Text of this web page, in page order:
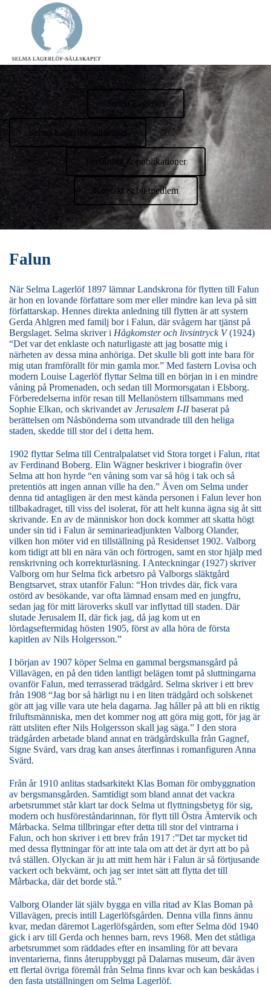
Selma Lagerlöf
Selma Lagerlöf-sällskapet
Forskning & publikationer
Kontakt & bli medlem
Falun
När Selma Lagerlöf 1897 lämnar Landskrona för flytten till Falun
är hon en lovande författare som mer eller mindre kan leva på sitt
författarskap. Hennes direkta anledning till flytten är att systern
Gerda Ahlgren med familj bor i Falun, där svågern har tjänst på
Bergslaget. Selma skriver i Hågkomster och livsintryck V(1924)
“Det var det enklaste och naturligaste att jag bosatte mig i
närheten av dessa mina anhöriga. Det skulle bli gott inte bara för
mig utan framförallt för min gamla mor.” Med fastern Lovisa och
modern Louise Lagerlöf flyttar Selma till en början in i en mindre
våning på Promenaden, och sedan till Mormorsgatan i Elsborg.
Förberedelserna inför resan till Mellanöstern tillsammans med
Sophie Elkan, och skrivandet av Jerusalem I-IIbaserat på
berättelsen om Nåsbönderna som utvandrade till den heliga
staden, skedde till stor del i detta hem.
1902 flyttar Selma till Centralpalatset vid Stora torget i Falun, ritat
av Ferdinand Boberg. Elin Wägner beskriver i biografin över
Selma att hon hyrde “en våning som var så hög i tak och så
pretentiös att ingen annan ville ha den.” Även om Selma under
denna tid antagligen är den mest kända personen i Falun lever hon
tillbakadraget, till viss del isolerat, för att helt kunna ägna sig åt sitt
skrivande. En av de människor hon dock kommer att skatta högt
under sin tid i Falun är seminarieadjunkten Valborg Olander,
vilken hon möter vid en tillställning på Residenset 1902. Valborg
kom tidigt att bli en nära vän och förtrogen, samt en stor hjälp med
renskrivning och korrekturläsning. I Anteckningar (1927) skriver
Valborg om hur Selma fick arbetsro på Valborgs släktgård
Bengtsarvet, strax utanför Falun: “Hon trivdes där, fick vara
ostörd av besökande, var ofta lämnad ensam med en jungfru,
sedan jag för mitt läroverks skull var inflyttad till staden. Där
slutade Jerusalem II, där fick jag, då jag kom ut en
lördagseftermidag hösten 1905, först av alla höra de första
kapitlen av Nils Holgersson.”
I början av 1907 köper Selma en gammal bergsmansgård på
Villavägen, en på den tiden lantligt belägen tomt på sluttningarna
ovanför Falun, med terrasserad trädgård. Selma skriver i ett brev
från 1908 “Jag bor så härligt nu i en liten trädgård och solskenet
gör att jag ville vara ute hela dagarna. Jag håller på att bli en riktig
friluftsmänniska, men det kommer nog att göra mig gott, för jag är
rätt utsliten efter Nils Holgersson skall jag säga.” I den stora
trädgården arbetade bland annat en trädgårdskulla från Gagnef,
Signe Svärd, vars drag kan anses återfinnas i romanfiguren Anna
Svärd.
Från år 1910 anlitas stadsarkitekt Klas Boman för ombyggnation
av bergsmansgården. Samtidigt som bland annat det vackra
arbetsrummet står klart tar dock Selma ut flyttningsbetyg för sig,
modern och husföreståndarinnan, för flytt till Östra Ämtervik och
Mårbacka. Selma tillbringar efter detta till stor del vintrarna i
Falun, och hon skriver i ett brev från 1917 :”Det tar mycket tid
med dessa flyttningar för att inte tala om att det är dyrt att bo på
två ställen. Olyckan är ju att mitt hem här i Falun är så förtjusande
vackert och bekvämt, och jag ser intet sätt att flytta det till
Mårbacka, där det borde stå.”
Valborg Olander lät själv bygga en villa ritad av Klas Boman på
Villavägen, precis intill Lagerlöfsgården. Denna villa finns ännu
kvar, medan däremot Lagerlöfsgården, som efter Selma död 1940
gick i arv till Gerda och hennes barn, revs 1968. Men det ståtliga
arbetsrummet som räddades efter en insamling för att bevara
inventarierna, finns återuppbyggt på Dalarnas museum, där även
ett flertal övriga föremål från Selma finns kvar och kan beskådas i
den fasta utställningen om Selma Lagerlöf.